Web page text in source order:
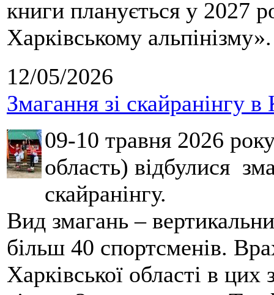
книги планується у 2027
Харківському альпінізму».
12/05/2026
Змагання зі скайранінгу в
09-10 травня 2026
область) відбулися
скайранінгу.
Вид змагань –
більш 40 спортсменів.
Харківської області в